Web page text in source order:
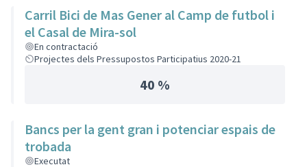
Carril Bici de Mas Gener al Camp de futbol i
el Casal de Mira-sol
En contractació
Projectes dels Pressupostos Participatius 2020-21
40 %
Bancs per la gent gran i potenciar espais de
trobada
Executat